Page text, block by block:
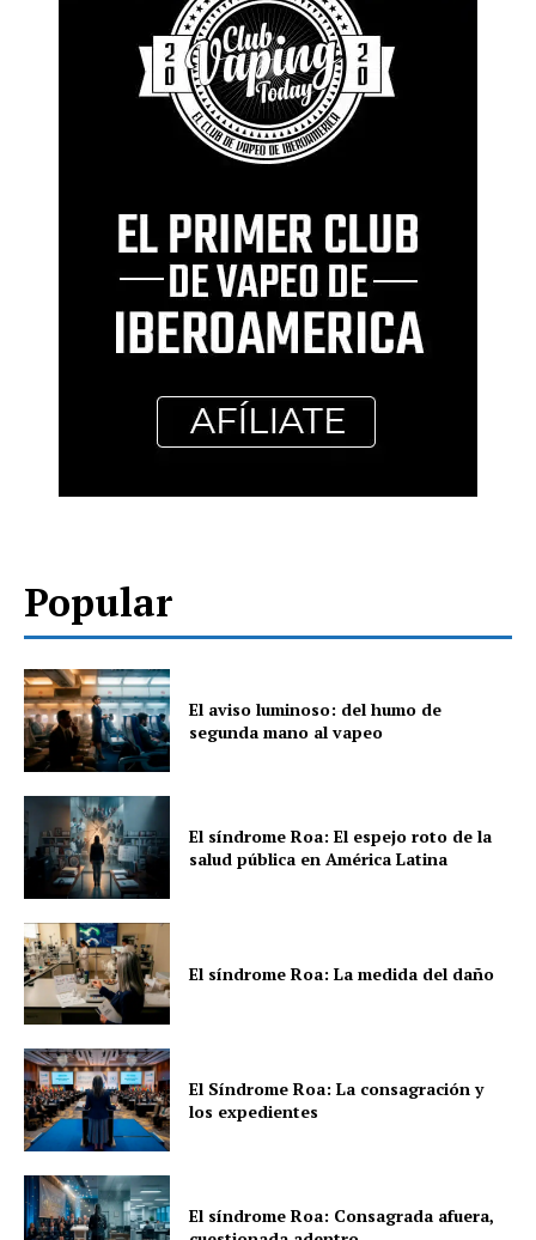
Popular
El aviso luminoso: del humo de
segunda mano al vapeo
El síndrome Roa: El espejo roto de la
salud pública en América Latina
El síndrome Roa: La medida del daño
El Síndrome Roa: La consagración y
los expedientes
El síndrome Roa: Consagrada afuera,